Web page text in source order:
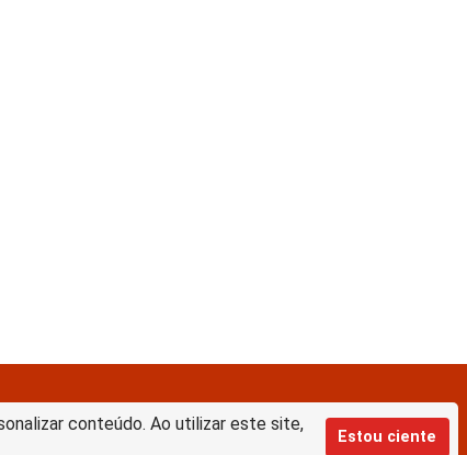
conteúdo. Ao utilizar este site,
Estou ciente